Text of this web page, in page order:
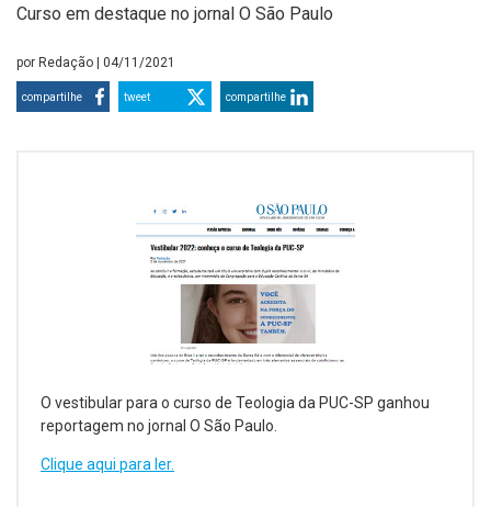
Curso em destaque no jornal O São Paulo
por Redação | 04/11/2021
compartilhe tweet compartilhe
O vestibular para o curso de Teologia da PUC-SP ganhou
reportagem no jornal O São Paulo.
Clique aqui para ler.